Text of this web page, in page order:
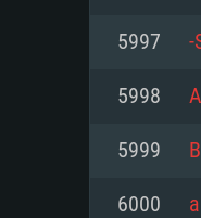
Disco:
mínima
Disco:
Vulkan
Disco:
5997 -
5998
5999
6000